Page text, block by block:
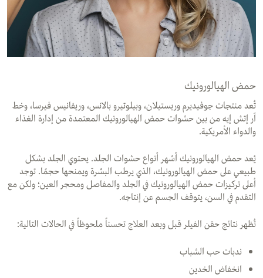
حمض الهيالورونيك
تُعد منتجات جوفيديرم وريستيلان، وبيلوتيرو بالانس، وريفانيس فيرسا، وخط
آر إتش إيه من بين حشوات حمض الهيالورونيك المعتمدة من إدارة الغذاء
والدواء الأمريكية.
يُعد حمض الهيالورونيك أشهر أنواع حشوات الجلد. يحتوي الجلد بشكل
طبيعي على حمض الهيالورونيك، الذي يرطب البشرة ويمنحها حجمًا. توجد
أعلى تركيزات حمض الهيالورونيك في الجلد والمفاصل ومحجر العين؛ ولكن مع
التقدم في السن، يتوقف الجسم عن إنتاجه.
تُظهر نتائج حقن الفيلر قبل وبعد العلاج تحسناً ملحوظاً في الحالات التالية:
ندبات حب الشباب
انخفاض الخدين